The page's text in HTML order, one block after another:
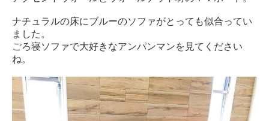
ナチュラルの床にブルーのソファがとっても似合ってい
ました。
ごろ寝ソファで大好きなアンパンマンを見てください
ね。